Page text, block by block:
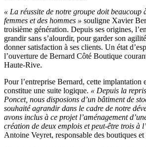
« La réussite de notre groupe doit beaucoup
femmes et des hommes » souligne Xavier
troisième génération. Depuis ses origines,
grandir sans s’alourdir, pour garder son
donner satisfaction à ses clients. Un état
l’ouverture de Bernard Côté Boutique
Haute-Rive.
Pour l’entreprise Bernard, cette implantation
constitue une suite logique. « Depuis la
Poncet, nous disposions d’un bâtiment de
souhaité agrandir dans le cadre de notre
avons inclus à ce projet l’aménagement
création de deux emplois et peut-être trois à
Antoine Veyret, responsable des boutiques et